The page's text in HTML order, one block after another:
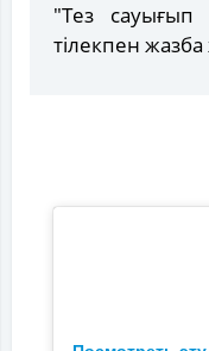
"Тез
тілекпен